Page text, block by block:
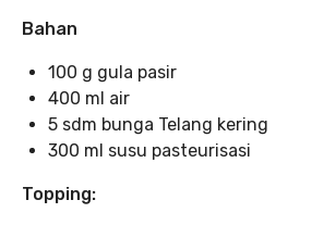
Bahan
100 g gula pasir⁣⁣
400 ml air⁣⁣
5 sdm bunga Telang kering⁣⁣
300 ml susu pasteurisasi ⁣⁣
Topping: